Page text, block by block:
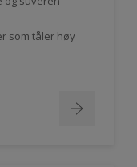
som tåler høy